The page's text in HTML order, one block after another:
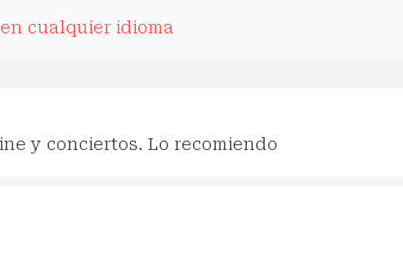
cualquier idioma
y conciertos. Lo recomiendo